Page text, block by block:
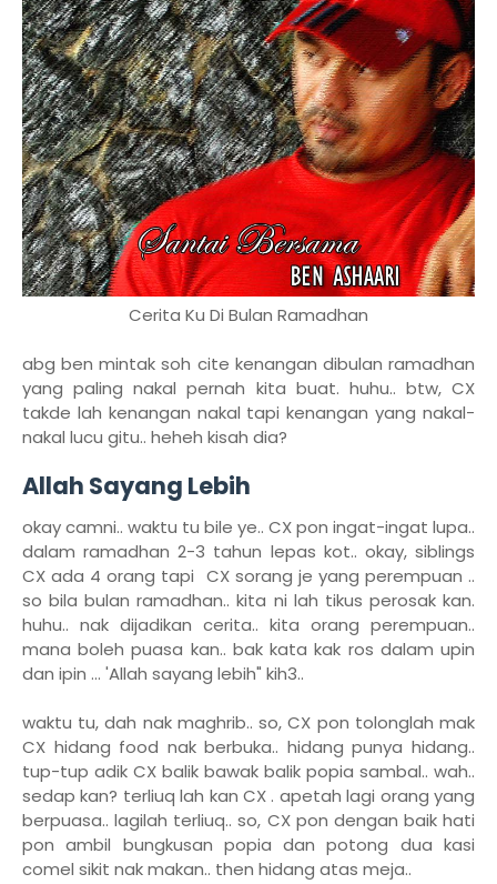
Cerita Ku Di Bulan Ramadhan
abg ben mintak soh cite kenangan dibulan ramadhan
yang paling nakal pernah kita buat. huhu.. btw, CX
takde lah kenangan nakal tapi kenangan yang nakal-
nakal lucu gitu.. heheh kisah dia?
Allah Sayang Lebih
okay camni.. waktu tu bile ye.. CX pon ingat-ingat lupa..
dalam ramadhan 2-3 tahun lepas kot.. okay, siblings
CX ada 4 orang tapi CX sorang je yang perempuan ..
so bila bulan ramadhan.. kita ni lah tikus perosak kan.
huhu.. nak dijadikan cerita.. kita orang perempuan..
mana boleh puasa kan.. bak kata kak ros dalam upin
dan ipin ... 'Allah sayang lebih" kih3..
waktu tu, dah nak maghrib.. so, CX pon tolonglah mak
CX hidang food nak berbuka.. hidang punya hidang..
tup-tup adik CX balik bawak balik popia sambal.. wah..
sedap kan? terliuq lah kan CX . apetah lagi orang yang
berpuasa.. lagilah terliuq.. so, CX pon dengan baik hati
pon ambil bungkusan popia dan potong dua kasi
comel sikit nak makan.. then hidang atas meja..